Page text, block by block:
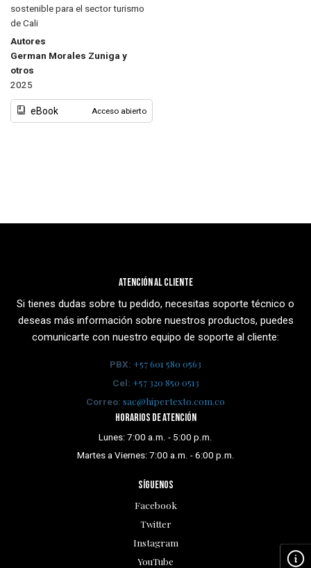
sostenible para el sector turismo
de Cali
Autores
German Morales Zuniga y
otros
2025
eBook Acceso abierto
Atención al cliente
Si tienes dudas sobre tu pedido, necesitas soporte técnico o
deseas más información sobre nuestros productos, puedes
comunicarte con nuestro equipo de soporte al cliente:
PBX: +57 601 580 0563
Cel: +57 320 850 0513
Correo: sac@hipertexto.com.co
Horarios de atención
Lunes: 7:00 a.m. - 5:00 p.m.
Martes a Viernes: 7:00 a.m. - 6:00 p.m.
Síguenos
Facebook
Twitter
Instagram
YouTube